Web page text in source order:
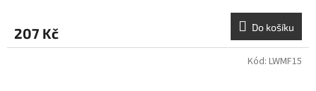
207 Kč Do košíku
Kód: LWMF15